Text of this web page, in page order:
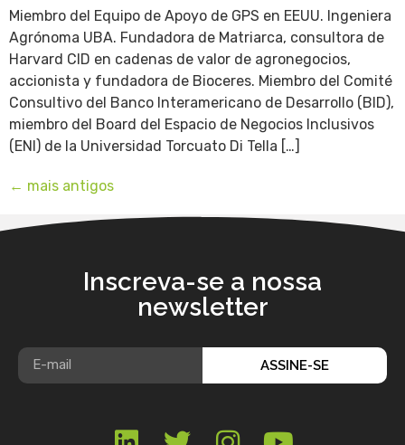
Miembro del Equipo de Apoyo de GPS en EEUU. Ingeniera
Agrónoma UBA. Fundadora de Matriarca, consultora de
Harvard CID en cadenas de valor de agronegocios,
accionista y fundadora de Bioceres. Miembro del Comité
Consultivo del Banco Interamericano de Desarrollo (BID),
miembro del Board del Espacio de Negocios Inclusivos
(ENI) de la Universidad Torcuato Di Tella […]
← mais antigos
Inscreva-se a nossa
newsletter
ASSINE-SE